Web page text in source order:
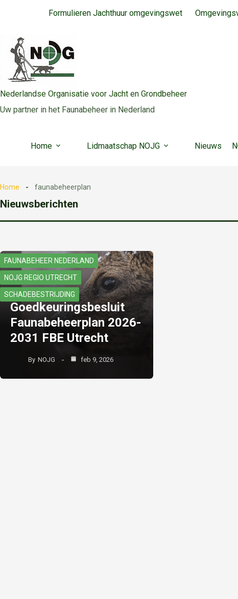
inhoud
Formulieren Jachthuur omgevingswet
Nederlandse Organisatie voor Jacht en Grondbeheer
Uw partner in het Faunabeheer in Nederland
Home Lidmaatschap NOJG Nieuws
Home faunabeheerplan
Nieuwsberichten
FAUNABEHEER NEDERLAND
NOJG REGIO UTRECHT
SCHADEBESTRIJDING
Goedkeuringsbesluit
Faunabeheerplan 2026-
2031 FBE Utrecht
By NOJG feb 9, 2026